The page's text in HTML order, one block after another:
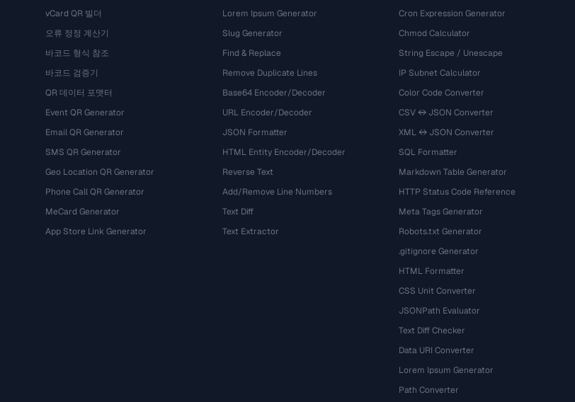
vCard QR 빌더
오류 정정 계산기
바코드 형식 참조
바코드 검증기
QR 데이터 포맷터
Event QR Generator
Email QR Generator
SMS QR Generator
Geo Location QR Generator
Phone Call QR Generator
MeCard Generator
App Store Link Generator
Lorem Ipsum Generator
Slug Generator
Find & Replace
Remove Duplicate Lines
Base64 Encoder/Decoder
URL Encoder/Decoder
JSON Formatter
HTML Entity Encoder/Decoder
Reverse Text
Add/Remove Line Numbers
Text Diff
Text Extractor
Cron Expression Generator
Chmod Calculator
String Escape / Unescape
IP Subnet Calculator
Color Code Converter
CSV ↔ JSON Converter
XML ↔ JSON Converter
SQL Formatter
Markdown Table Generator
HTTP Status Code Reference
Meta Tags Generator
Robots.txt Generator
.gitignore Generator
HTML Formatter
CSS Unit Converter
JSONPath Evaluator
Text Diff Checker
Data URI Converter
Lorem Ipsum Generator
Path Converter